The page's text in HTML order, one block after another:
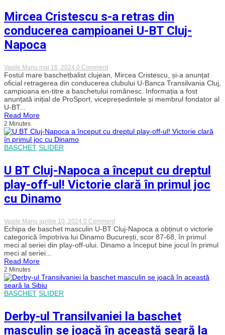
început
pregătirea!
baschetbaliști
Mircea Cristescu s-a retras din
conducerea campioanei U-BT Cluj-
Napoca
Vasile Manu mai 16, 2024 0 Commenton
Mircea
Cristescu
s-
a
retras
U-
BT
Fostul mare baschetbalist clujean, Mircea Cristescu, și-a anunțat
oficial retragerea din conducerea clubului U-Banca Transilvania Cluj,
campioana en-titre a baschetului românesc. Informația a fost
anunțată inițial de ProSport, vicepreședintele și membrul fondator al
U-BT...
Read More
2 Minutes
BASCHET SLIDER
U BT Cluj-Napoca a început cu dreptul
play-off-ul! Victorie clară în primul joc
cu Dinamo
Vasile Manu aprilie 10, 2024 0 Commenton
U
BT
Cluj-
Napoca
dreptul
clară
în
joc
Echipa de baschet masculin U-BT Cluj-Napoca a obținut o victorie
categorică împotriva lui Dinamo București, scor 87-68, în primul
meci al seriei din play-off-ului. Dinamo a început bine jocul în primul
meci al seriei...
Read More
2 Minutes
BASCHET SLIDER
Derby-ul Transilvaniei la baschet
masculin se joacă în această seară la